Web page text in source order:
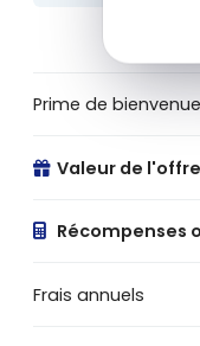
Prime de bienvenue
Valeur de
Récompenses
Frais annuels